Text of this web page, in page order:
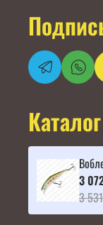
Каталог
3
3